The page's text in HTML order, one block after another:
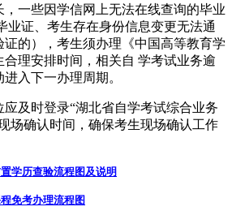
一些因学信网上无法在线查询的毕业
业证、考生存在身份信息变更无法通
的），考生须办理《中国高等教育学
合理安排时间，相关自 学考试业务逾
入下一办理周期。
应及时登录“湖北省自学考试综合业务
场确认时间，确保考生现场确认工作
学历查验流程图及说明
免考办理流程图